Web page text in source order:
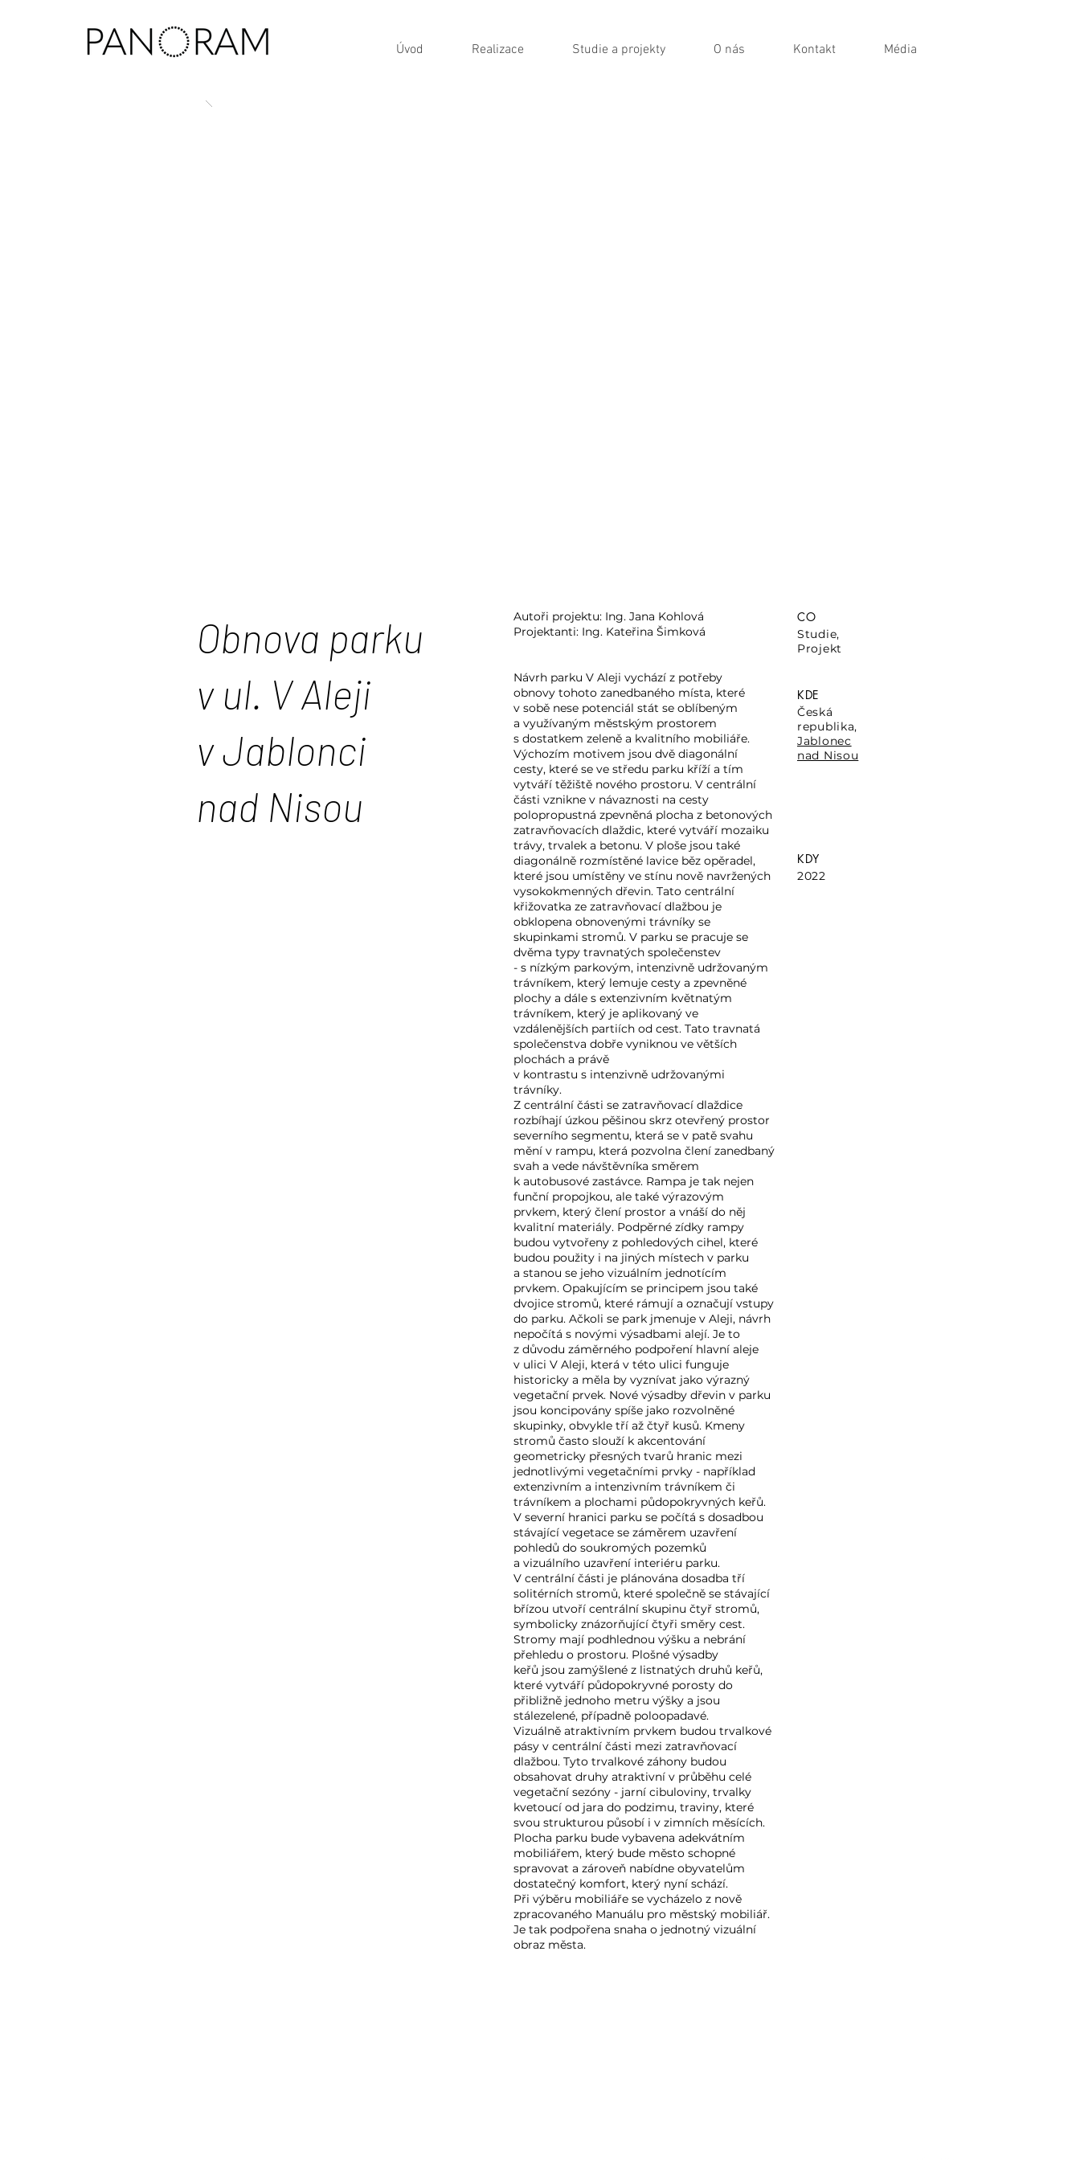
Úvod Realizace Studie a projekty O nás Kontakt Média
Obnova parku
v ul. V Aleji
v Jablonci
nad Nisou
Autoři projektu: Ing. Jana Kohlová
Projektanti: Ing. Kateřina Šimková
Návrh parku V Aleji vychází z potřeby
obnovy tohoto zanedbaného místa, které
v sobě nese potenciál stát se oblíbeným
a využívaným městským prostorem
s dostatkem zeleně a kvalitního mobiliáře.
Výchozím motivem jsou dvě diagonální
cesty, které se ve středu parku kříží a tím
vytváří těžiště nového prostoru. V centrální
části vznikne v návaznosti na cesty
polopropustná zpevněná plocha z betonových
zatravňovacích dlaždic, které vytváří mozaiku
trávy, trvalek a betonu. V ploše jsou také
diagonálně rozmístěné lavice běz opěradel,
které jsou umístěny ve stínu nově navržených
vysokokmenných dřevin. Tato centrální
křižovatka ze zatravňovací dlažbou je
obklopena obnovenými trávníky se
skupinkami stromů. V parku se pracuje se
dvěma typy travnatých společenstev
- s nízkým parkovým, intenzivně udržovaným
trávníkem, který lemuje cesty a zpevněné
plochy a dále s extenzivním květnatým
trávníkem, který je aplikovaný ve
vzdálenějších partiích od cest. Tato travnatá
společenstva dobře vyniknou ve větších
plochách a právě
v kontrastu s intenzivně udržovanými
trávníky.
Z centrální části se zatravňovací dlaždice
rozbíhají úzkou pěšinou skrz otevřený prostor
severního segmentu, která se v patě svahu
mění v rampu, která pozvolna člení zanedbaný
svah a vede návštěvníka směrem
k autobusové zastávce. Rampa je tak nejen
funční propojkou, ale také výrazovým
prvkem, který člení prostor a vnáší do něj
kvalitní materiály. Podpěrné zídky rampy
budou vytvořeny z pohledových cihel, které
budou použity i na jiných místech v parku
a stanou se jeho vizuálním jednotícím
prvkem. Opakujícím se principem jsou také
dvojice stromů, které rámují a označují vstupy
do parku. Ačkoli se park jmenuje v Aleji, návrh
nepočítá s novými výsadbami alejí. Je to
z důvodu záměrného podpoření hlavní aleje
v ulici V Aleji, která v této ulici funguje
historicky a měla by vyznívat jako výrazný
vegetační prvek. Nové výsadby dřevin v parku
jsou koncipovány spíše jako rozvolněné
skupinky, obvykle tří až čtyř kusů. Kmeny
stromů často slouží k akcentování
geometricky přesných tvarů hranic mezi
jednotlivými vegetačními prvky - například
extenzivním a intenzivním trávníkem či
trávníkem a plochami půdopokryvných keřů.
V severní hranici parku se počítá s dosadbou
stávající vegetace se záměrem uzavření
pohledů do soukromých pozemků
a vizuálního uzavření interiéru parku.
V centrální části je plánována dosadba tří
solitérních stromů, které společně se stávající
břízou utvoří centrální skupinu čtyř stromů,
symbolicky znázorňující čtyři směry cest.
Stromy mají podhlednou výšku a nebrání
přehledu o prostoru. Plošné výsadby
keřů jsou zamýšlené z listnatých druhů keřů,
které vytváří půdopokryvné porosty do
přibližně jednoho metru výšky a jsou
stálezelené, případně poloopadavé.
Vizuálně atraktivním prvkem budou trvalkové
pásy v centrální části mezi zatravňovací
dlažbou. Tyto trvalkové záhony budou
obsahovat druhy atraktivní v průběhu celé
vegetační sezóny - jarní cibuloviny, trvalky
kvetoucí od jara do podzimu, traviny, které
svou strukturou působí i v zimních měsících.
Plocha parku bude vybavena adekvátním
mobiliářem, který bude město schopné
spravovat a zároveň nabídne obyvatelům
dostatečný komfort, který nyní schází.
Při výběru mobiliáře se vycházelo z nově
zpracovaného Manuálu pro městský mobiliář.
Je tak podpořena snaha o jednotný vizuální
obraz města.
CO
Studie,
Projekt
KDE
Česká
republika,
Jablonec
nad Nisou
KDY
2022